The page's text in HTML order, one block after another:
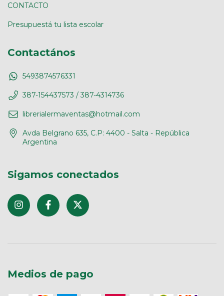
CONTACTO
Presupuestá tu lista escolar
Contactános
5493874576331
387-154437573 / 387-4314736
librerialermaventas@hotmail.com
Avda Belgrano 635, C.P: 4400 - Salta - República
Argentina
Sigamos conectados
Medios de pago